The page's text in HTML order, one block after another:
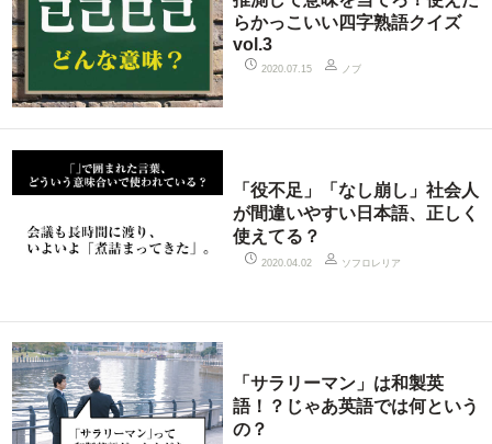
らかっこいい四字熟語クイズ
vol.3
2020.07.15 ノブ
「役不足」「なし崩し」社会人
が間違いやすい日本語、正しく
使えてる？
2020.04.02 ソフロレリア
「サラリーマン」は和製英
語！？じゃあ英語では何という
の？